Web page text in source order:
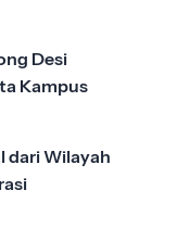
Desi
Kampus
dari Wilayah